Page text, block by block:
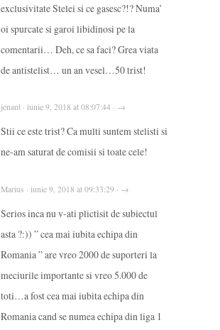
exclusivitate Stelei si ce gasesc?!? Numa’
oi spurcate si garoi libidinosi pe la
comentarii… Deh, ce sa faci? Grea viata
de antistelist… un an vesel…50 trist!
jenant · iunie 9, 2018 at 08:07:44 · →
Stii ce este trist? Ca multi suntem stelisti si
ne-am saturat de comisii si toate cele!
Marius · iunie 9, 2018 at 09:33:29 · →
Serios inca nu v-ati plictisit de subiectul
asta ?:)) ” cea mai iubita echipa din
Romania ” are vreo 2000 de suporteri la
meciurile importante si vreo 5.000 de
toti…a fost cea mai iubita echipa din
Romania cand se numea echipa din liga 1